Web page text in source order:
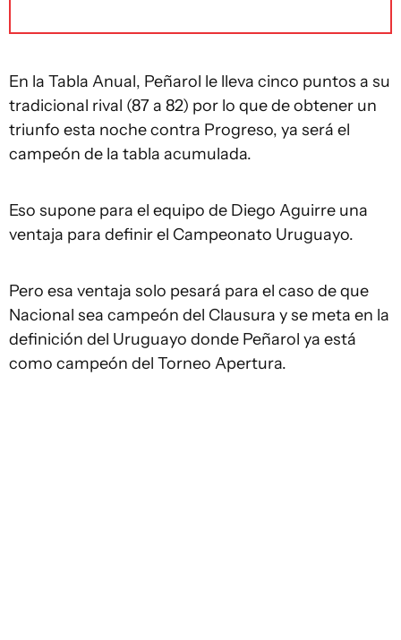
En la Tabla Anual, Peñarol le lleva cinco puntos a su
tradicional rival (87 a 82) por lo que de obtener un
triunfo esta noche contra Progreso, ya será el
campeón de la tabla acumulada.
Eso supone para el equipo de Diego Aguirre una
ventaja para definir el Campeonato Uruguayo.
Pero esa ventaja solo pesará para el caso de que
Nacional sea campeón del Clausura y se meta en la
definición del Uruguayo donde Peñarol ya está
como campeón del Torneo Apertura.